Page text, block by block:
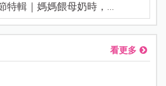
特輯｜媽媽餵母奶時，...
看更多